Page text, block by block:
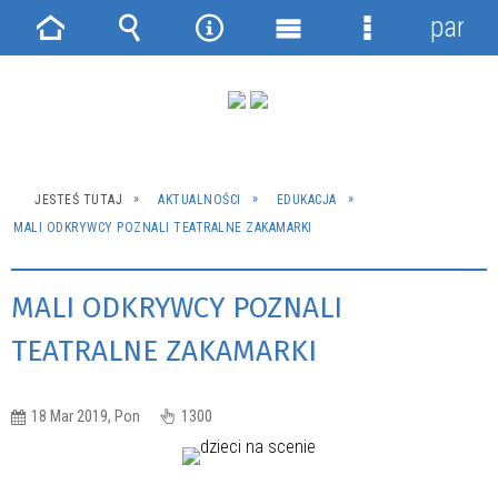
JESTEŚ TUTAJ AKTUALNOŚCI
EDUKACJA
MALI ODKRYWCY POZNALI TEATRALNE ZAKAMARKI
MALI ODKRYWCY POZNALI
TEATRALNE ZAKAMARKI
18 Mar 2019, Pon 1300
Strona Wyszukiwarka
NarzędziaMenu
Menu
panel